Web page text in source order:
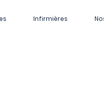
Infirmières